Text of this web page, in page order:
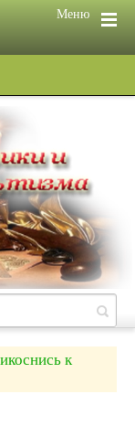
Меню
к